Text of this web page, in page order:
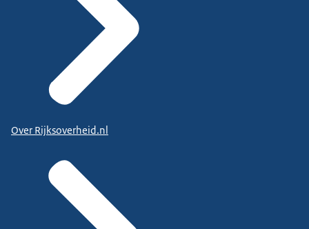
Over Rijksoverheid.nl